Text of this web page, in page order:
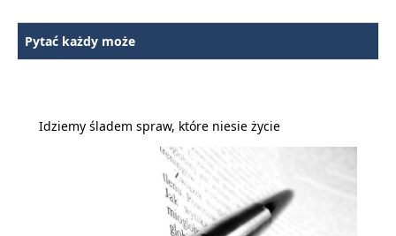
Pytać każdy może
Idziemy śladem spraw, które niesie życie